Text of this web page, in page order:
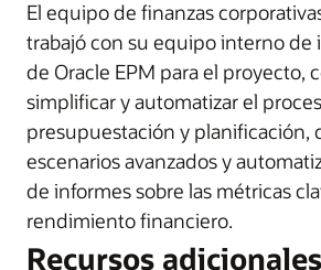
El equipo de finanzas
trabajó con su equipo interno
de Oracle EPM para el proyecto,
simplificar y automatizar el
presupuestación y planificación,
escenarios avanzados y
de informes sobre las métricas
rendimiento financiero.
Recursos adicionales